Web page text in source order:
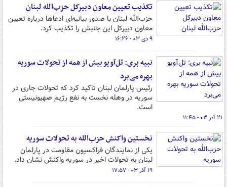
تکذیب تعیین معاون دبیرکل حزب‌الله لبنان
حزب‌الله لبنان با صدور بیانیه‌ای ادعاها درباره تعیین
معاون دبیرکل این جنبش را تکذیب کرد.
۹ دی ۰۳ - ۱۶:۲۶
نبیه بری: تل‌آویو بیش از همه از تحولات سوریه
بهره می‌برد
رئیس پارلمان لبنان تاکید کرد که تحولات جاری در
سوریه در وهله نخست به نفع رژیم صهیونیستی
است.
۲۱ آذر ۰۳ - ۱۱:۴۵
نخستین واکنش حزب‌الله به تحولات سوریه
یکی از نمایندگان فراکسیون مقاومت در پارلمان
لبنان به تحولات اخیر در سوریه واکنش نشان داد.
۱۹ آذر ۰۳ - ۱۷:۵۷